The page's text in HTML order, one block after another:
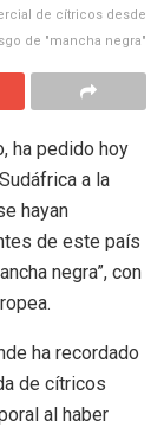
de cítricos desde
de "mancha negra"
ha pedido hoy
a la
hayan
de este país
negra”, con
ha recordado
de cítricos
al haber